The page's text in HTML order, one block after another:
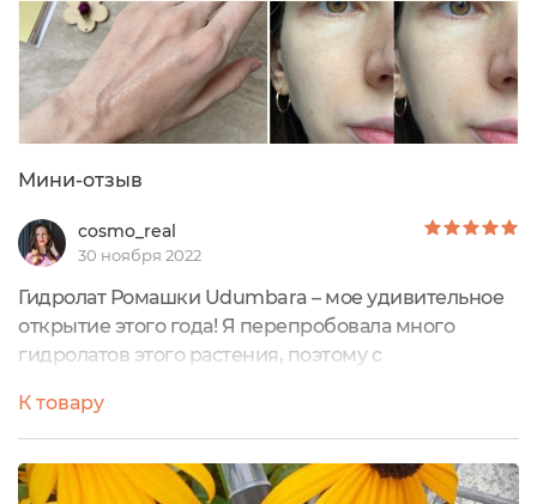
Мини-отзыв
cosmo_real
30 ноября 2022
Гидролат Ромашки Udumbara – мое удивительное
открытие этого года! Я перепробовала много
гидролатов этого растения, поэтому с
самый ароматный и насыщенный. Просто
невозможно им надышаться! Именно по этой
причине гидролат у меня быстро закончился, т.к. я
обливалась им целыми днями, чтобы насытиться
К товару